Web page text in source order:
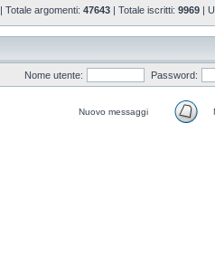
| Totale argomenti: 47643 | Totale iscritti: 9969 |
Nome utente: Password:
Nuovo messaggi